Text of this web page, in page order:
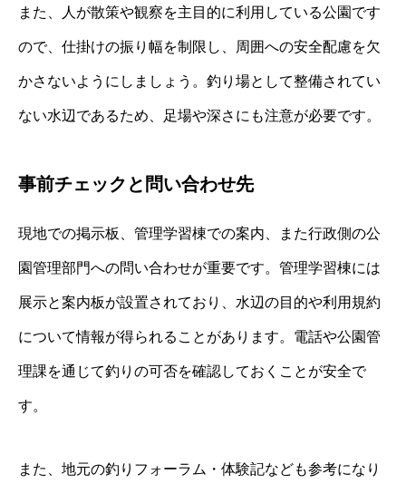
また、人が散策や観察を主目的に利用している公園です
ので、仕掛けの振り幅を制限し、周囲への安全配慮を欠
かさないようにしましょう。釣り場として整備されてい
ない水辺であるため、足場や深さにも注意が必要です。
事前チェックと問い合わせ先
現地での掲示板、管理学習棟での案内、また行政側の公
園管理部門への問い合わせが重要です。管理学習棟には
展示と案内板が設置されており、水辺の目的や利用規約
について情報が得られることがあります。電話や公園管
理課を通じて釣りの可否を確認しておくことが安全で
す。
また、地元の釣りフォーラム・体験記なども参考になり